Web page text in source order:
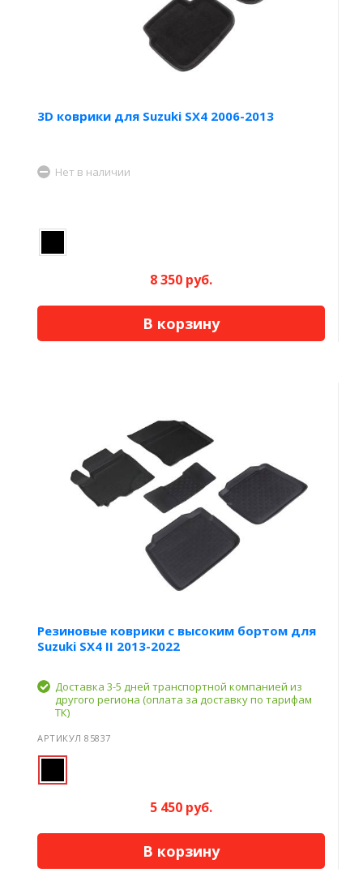
3D коврики для Suzuki SX4 2006-2013
Нет в наличии
8 350 руб.
В корзину
Резиновые коврики с высоким бортом для
Suzuki SX4 II 2013-2022
Доставка 3-5 дней транспортной компанией из
другого региона (оплата за доставку по тарифам
ТК)
АРТИКУЛ 85837
5 450 руб.
В корзину